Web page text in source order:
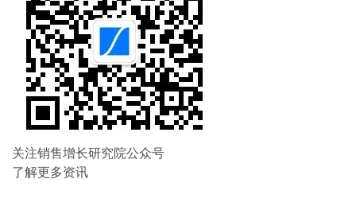
关注销售增长研究院公众号
了解更多资讯